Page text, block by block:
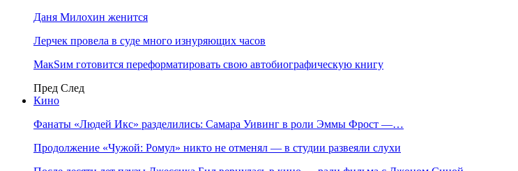
Даня Милохин женится
Лерчек провела в суде много изнуряющих часов
МакSим готовится переформатировать свою автобиографическую книгу
Пред След
Кино
Фанаты «Людей Икс» разделились: Самара Уивинг в роли Эммы Фрост —…
Продолжение «Чужой: Ромул» никто не отменял — в студии развеяли слухи